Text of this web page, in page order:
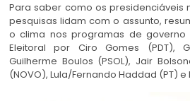
Para saber como os presidenciáveis
pesquisas lidam com o assunto,
o clima nos programas de governo
Eleitoral por Ciro Gomes (PDT),
Guilherme Boulos (PSOL), Jair
(NOVO), Lula/Fernando Haddad (PT) e